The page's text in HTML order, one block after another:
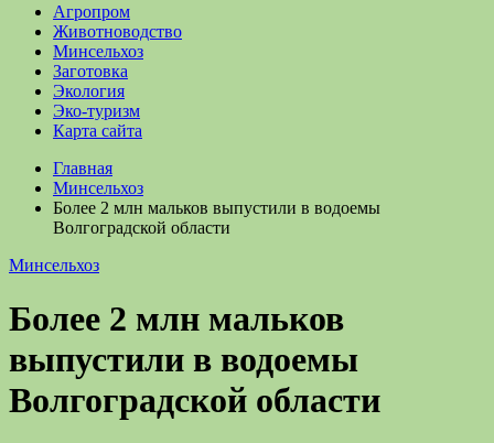
Агропром
Животноводство
Минсельхоз
Заготовка
Экология
Эко-туризм
Карта сайта
Главная
Минсельхоз
Более 2 млн мальков выпустили в водоемы
Волгоградской области
Минсельхоз
Более 2 млн мальков
выпустили в водоемы
Волгоградской области